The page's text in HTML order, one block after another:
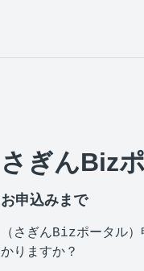
さぎんBiz
お申込みまで
（さぎんBizポータル
かりますか？